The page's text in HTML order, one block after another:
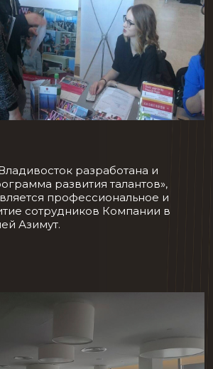
разработана и
развития талантов»,
профессиональное и
сотрудников Компании в
Азимут.